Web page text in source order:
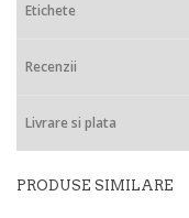
Etichete
Recenzii
Livrare si plata
PRODUSE SIMILARE